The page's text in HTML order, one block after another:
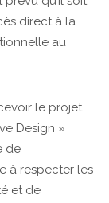
direct à la
au
le projet
Design »
de
à respecter les
et de